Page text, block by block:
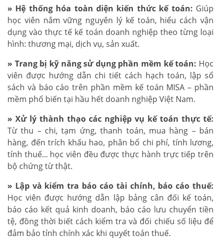
» Hệ thống hóa toàn diện kiến thức kế toán: Giúp
học viên nắm vững nguyên lý kế toán, hiểu cách vận
dụng vào thực tế kế toán doanh nghiệp theo từng loại
hình: thương mại, dịch vụ, sản xuất.
» Trang bị kỹ năng sử dụng phần mềm kế toán: Học
viên được hướng dẫn chi tiết cách hạch toán, lập sổ
sách và báo cáo trên phần mềm kế toán MISA – phần
mềm phổ biến tại hầu hết doanh nghiệp Việt Nam.
» Xử lý thành thạo các nghiệp vụ kế toán thực tế:
Từ thu – chi, tạm ứng, thanh toán, mua hàng – bán
hàng, đến trích khấu hao, phân bổ chi phí, tính lương,
tính thuế... học viên đều được thực hành trực tiếp trên
bộ chứng từ thật.
» Lập và kiểm tra báo cáo tài chính, báo cáo thuế:
Học viên được hướng dẫn lập bảng cân đối kế toán,
báo cáo kết quả kinh doanh, báo cáo lưu chuyển tiền
tệ, đồng thời biết cách kiểm tra và đối chiếu số liệu để
đảm bảo tính chính xác khi quyết toán thuế.